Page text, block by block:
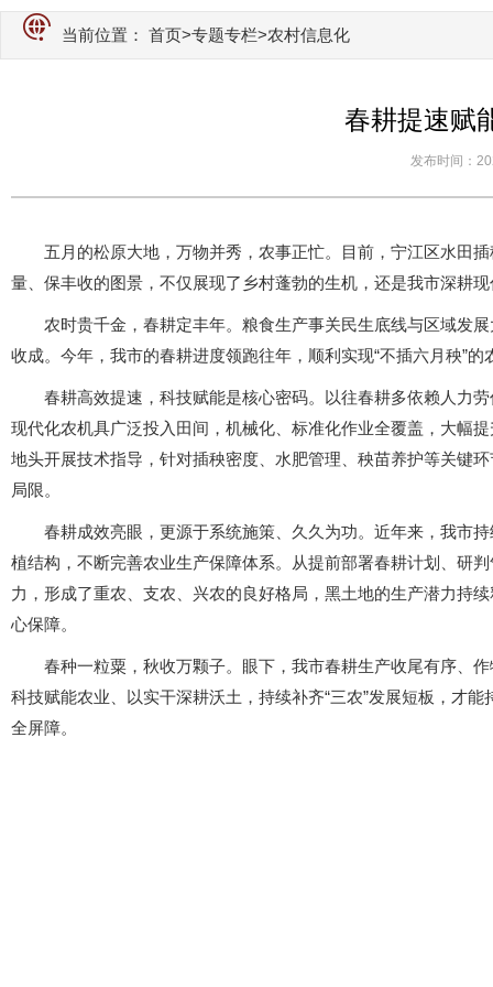
当前位置： 首页>专题专栏>农村信息化
春耕提速赋
发布时间：
五月的松原大地，万物并秀，农事正忙。目前，宁江区水田
量、保丰收的图景，不仅展现了乡村蓬勃的生机，还是我市深耕
农时贵千金，春耕定丰年。粮食生产事关民生底线与区域发
收成。今年，我市的春耕进度领跑往年，顺利实现“不插六月秧”
春耕高效提速，科技赋能是核心密码。以往春耕多依赖人力
现代化农机具广泛投入田间，机械化、标准化作业全覆盖，大幅
地头开展技术指导，针对插秧密度、水肥管理、秧苗养护等关键
局限。
春耕成效亮眼，更源于系统施策、久久为功。近年来，我市
植结构，不断完善农业生产保障体系。从提前部署春耕计划、研
力，形成了重农、支农、兴农的良好格局，黑土地的生产潜力持
心保障。
春种一粒粟，秋收万颗子。眼下，我市春耕生产收尾有序、
科技赋能农业、以实干深耕沃土，持续补齐“三农”发展短板，才
全屏障。